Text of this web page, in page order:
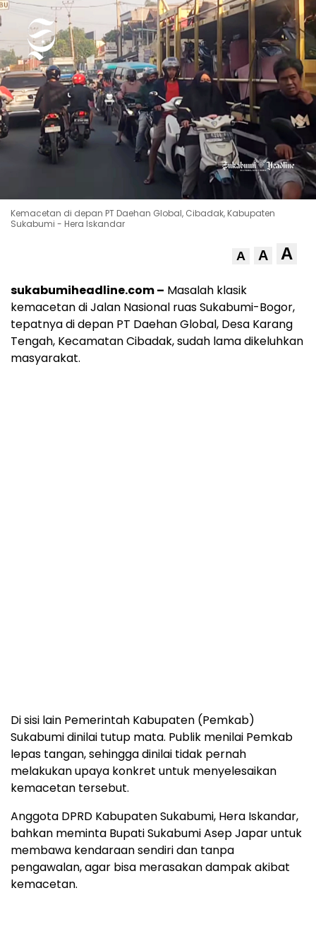
Kemacetan di depan PT Daehan Global, Cibadak, Kabupaten
Sukabumi - Hera Iskandar
A A A
sukabumiheadline.com – Masalah klasik
kemacetan di Jalan Nasional ruas Sukabumi-Bogor,
tepatnya di depan PT Daehan Global, Desa Karang
Tengah, Kecamatan Cibadak, sudah lama dikeluhkan
masyarakat.
Di sisi lain Pemerintah Kabupaten (Pemkab)
Sukabumi dinilai tutup mata. Publik menilai Pemkab
lepas tangan, sehingga dinilai tidak pernah
melakukan upaya konkret untuk menyelesaikan
kemacetan tersebut.
Anggota DPRD Kabupaten Sukabumi, Hera Iskandar,
bahkan meminta Bupati Sukabumi Asep Japar untuk
membawa kendaraan sendiri dan tanpa
pengawalan, agar bisa merasakan dampak akibat
kemacetan.